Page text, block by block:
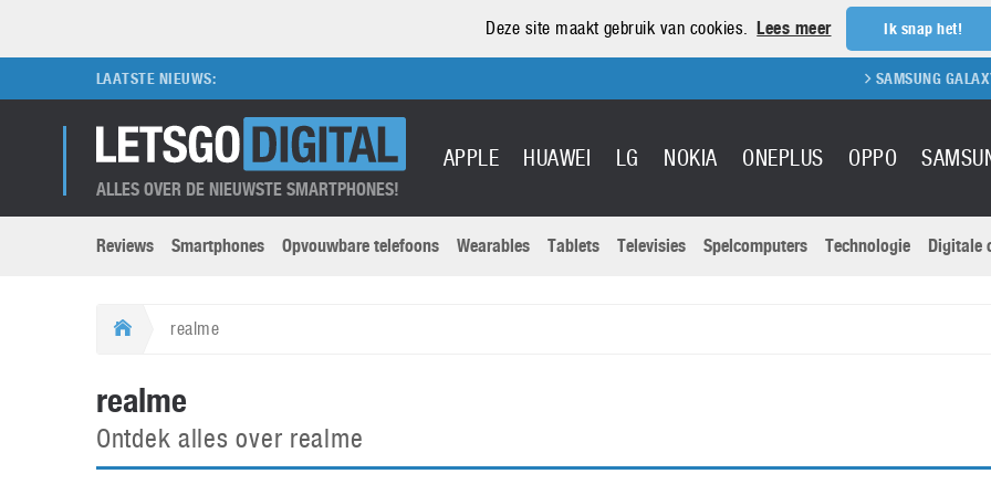
Deze site maakt gebruik van cookies. Lees meer Ik snap het!
LAATSTE NIEUWS: SAMSUNG GALAXY
ALLES OVER DE NIEUWSTE SMARTPHONES!
APPLE HUAWEI LG NOKIA ONEPLUS OPPO
Merken submenu
Apple
Computermuseum
Honor
Huawei
OnePlus
Oppo
Nikon
Reviews Smartphones Opvouwbare telefoons Wearables Tablets Televisies Spelcomputers Technologie Digitale
Categorien submenu
Aanbiedingen
Abonnement
Digitale camera’s
DSLR camera’s
Televisies
realme
realme
Ontdek alles over realme